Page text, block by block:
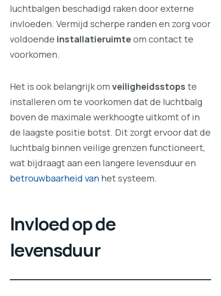
luchtbalgen beschadigd raken door externe
invloeden. Vermijd scherpe randen en zorg voor
voldoende installatieruimte om contact te
voorkomen.
Het is ook belangrijk om veiligheidsstops te
installeren om te voorkomen dat de luchtbalg
boven de maximale werkhoogte uitkomt of in
de laagste positie botst. Dit zorgt ervoor dat de
luchtbalg binnen veilige grenzen functioneert,
wat bijdraagt aan een langere levensduur en
betrouwbaarheid van het systeem.
Invloed op de
levensduur